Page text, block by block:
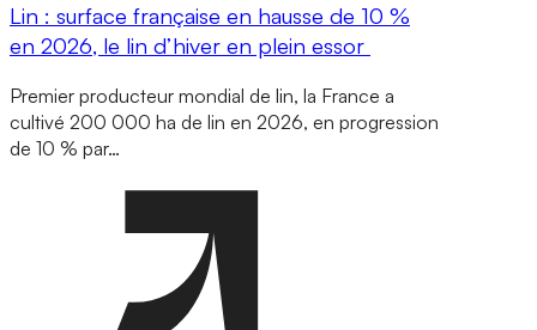
Lin : surface française en hausse de 10 %
en 2026, le lin d’hiver en plein essor
Premier producteur mondial de lin, la France a
cultivé 200 000 ha de lin en 2026, en progression
de 10 % par…